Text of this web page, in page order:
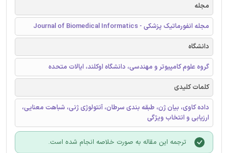
مجله
مجله انفورماتیک پزشکی - Journal of Biomedical Informatics
دانشگاه
گروه علوم کامپیوتر و مهندسی، دانشگاه اوکلند، ایالات متحده
کلمات کلیدی
داده کاوی، بیان ژن، طبقه بندی سرطان، آنتولوژی ژنی، شباهت معنایی،
ارزیابی و انتخاب ویژگی
ترجمه این مقاله به صورت خلاصه انجام شده است.